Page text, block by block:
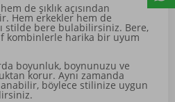
de şıklık açısından
Hem erkekler hem de
stilde bere bulabilirsiniz. Bere,
kombinlerle harika bir uyum
boyunluk, boynunuzu ve
korur. Aynı zamanda
böylece stilinize uygun